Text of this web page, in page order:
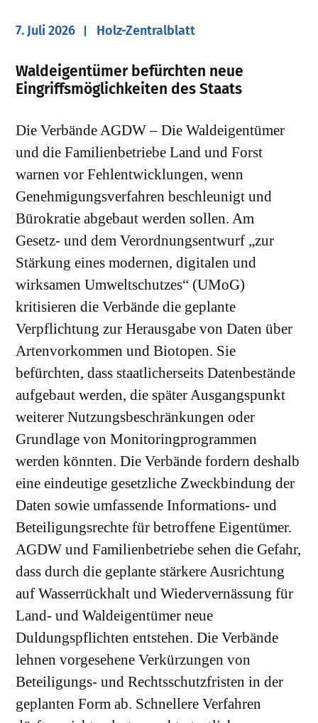
7. Juli 2026 Holz-Zentralblatt
​Waldeigentümer befürchten neue
Eingriffsmöglichkeiten des Staats
Die Verbände AGDW – Die Waldeigentümer
und die Familienbetriebe Land und Forst
warnen vor Fehlentwicklungen, wenn
Genehmigungsverfahren beschleunigt und
Bürokratie abgebaut werden sollen. Am
Gesetz- und dem Verordnungsentwurf „zur
Stärkung eines modernen, digitalen und
wirksamen Umweltschutzes“ (UMoG)
kritisieren die Verbände die geplante
Verpflichtung zur Herausgabe von Daten über
Artenvorkommen und Biotopen. Sie
befürchten, dass staatlicherseits Datenbestände
aufgebaut werden, die später Ausgangspunkt
weiterer Nutzungsbeschränkungen oder
Grundlage von Monitoringprogrammen
werden könnten. Die Verbände fordern deshalb
eine eindeutige gesetzliche Zweckbindung der
Daten sowie umfassende Informations- und
Beteiligungsrechte für betroffene Eigentümer.
AGDW und Familienbetriebe sehen die Gefahr,
dass durch die geplante stärkere Ausrichtung
auf Wasserrückhalt und Wiedervernässung für
Land- und Waldeigentümer neue
Duldungspflichten entstehen. Die Verbände
lehnen vorgesehene Verkürzungen von
Beteiligungs- und Rechtsschutzfristen in der
geplanten Form ab. Schnellere Verfahren